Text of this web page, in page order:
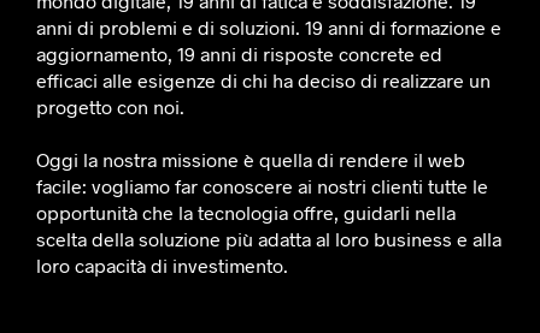
anni di problemi e di soluzioni. 19 anni di formazione e
aggiornamento, 19 anni di risposte concrete ed
efficaci alle esigenze di chi ha deciso di realizzare un
progetto con noi.
Oggi la nostra missione è quella di rendere il web
facile: vogliamo far conoscere ai nostri clienti tutte le
opportunità che la tecnologia offre, guidarli nella
scelta della soluzione più adatta al loro business e alla
loro capacità di investimento.